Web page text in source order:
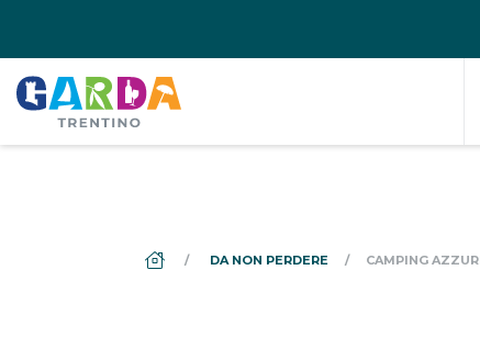
DS_BREADCRUMB.HOME
DA NON PERDERE CAMPING